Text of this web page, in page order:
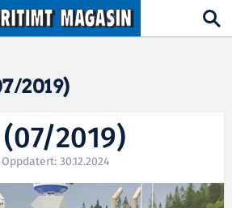
2019)
2019)
30.12.2024